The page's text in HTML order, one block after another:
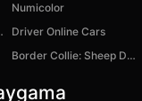
Numicolor
IO
Driver Online Cars
Border Collie: Sheep Dog